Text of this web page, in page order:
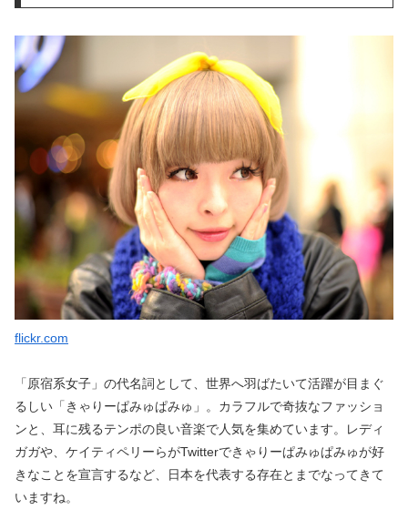
flickr.com
「原宿系女子」の代名詞として、世界へ羽ばたいて活躍が目まぐ
るしい「きゃりーぱみゅぱみゅ」。カラフルで奇抜なファッショ
ンと、耳に残るテンポの良い音楽で人気を集めています。レディ
ガガや、ケイティペリーらがTwitterできゃりーぱみゅぱみゅが好
きなことを宣言するなど、日本を代表する存在とまでなってきて
いますね。